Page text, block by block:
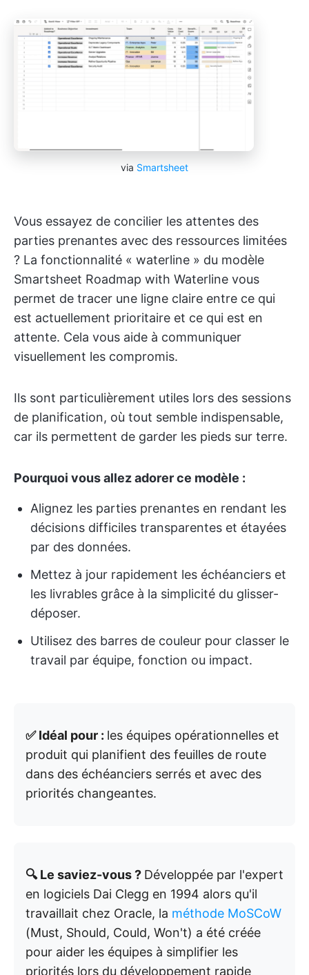
via Smartsheet
Vous essayez de concilier les attentes des
parties prenantes avec des ressources limitées
? La fonctionnalité « waterline » du modèle
Smartsheet Roadmap with Waterline vous
permet de tracer une ligne claire entre ce qui
est actuellement prioritaire et ce qui est en
attente. Cela vous aide à communiquer
visuellement les compromis.
Ils sont particulièrement utiles lors des sessions
de planification, où tout semble indispensable,
car ils permettent de garder les pieds sur terre.
Pourquoi vous allez adorer ce modèle :
Alignez les parties prenantes en rendant les
décisions difficiles transparentes et étayées
par des données.
Mettez à jour rapidement les échéanciers et
les livrables grâce à la simplicité du glisser-
déposer.
Utilisez des barres de couleur pour classer le
travail par équipe, fonction ou impact.
✅ Idéal pour : les équipes opérationnelles et
produit qui planifient des feuilles de route
dans des échéanciers serrés et avec des
priorités changeantes.
🔍 Le saviez-vous ? Développée par l'expert
en logiciels Dai Clegg en 1994 alors qu'il
travaillait chez Oracle, la méthode MoSCoW
(Must, Should, Could, Won't) a été créée
pour aider les équipes à simplifier les
priorités lors du développement rapide